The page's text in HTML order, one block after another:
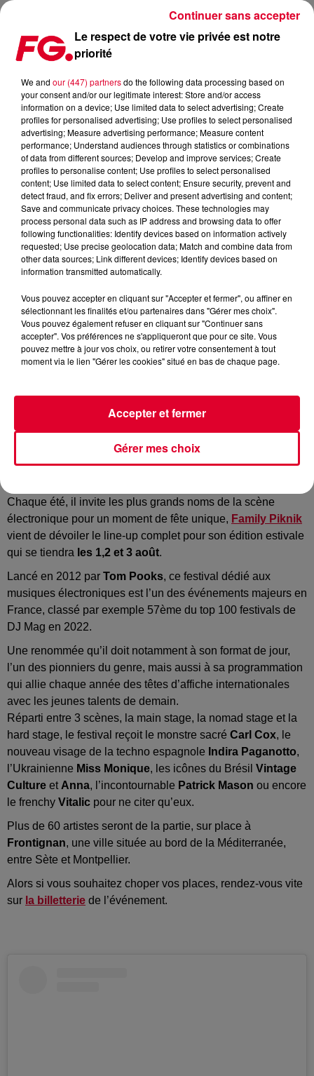
FAMILY PIKNIK EST PRÊT POUR SON ÉDITION 2025
Publié : 5 mars 2025 à 15h57 par Jean-Baptiste BLANDIN
Family vient de dévoiler sa programmation complète
Chaque été, il invite les plus grands noms de la scène
électronique pour un moment de fête unique, Family Piknik
vient de dévoiler le line-up complet pour son édition estivale
qui se tiendra les 1,2 et 3 août.
Lancé en 2012 par Tom Pooks, ce festival dédié aux
musiques électroniques est l’un des événements majeurs en
France, classé par exemple 57ème du top 100 festivals de
DJ Mag en 2022.
Une renommée qu’il doit notamment à son format de jour,
l’un des pionniers du genre, mais aussi à sa programmation
qui allie chaque année des têtes d’affiche internationales
avec les jeunes talents de demain.
Réparti entre 3 scènes, la main stage, la nomad stage et la
hard stage, le festival reçoit le monstre sacré Carl Cox, le
nouveau visage de la techno espagnole Indira Paganotto,
l’Ukrainienne Miss Monique, les icônes du Brésil Vintage
Culture et Anna, l’incontournable Patrick Mason ou encore
le frenchy Vitalic pour ne citer qu’eux.
Plus de 60 artistes seront de la partie, sur place à
Frontignan, une ville située au bord de la Méditerranée,
entre Sète et Montpellier.
Alors si vous souhaitez choper vos places, rendez-vous vite
sur la billetterie de l’événement.
Le respect de votre vie privée est notre
priorité
We and our (447) partnersdo the following data processing based on
your consent and/or our legitimate interest: Store and/or access
information on a device; Use limited data to select advertising; Create
profiles for personalised advertising; Use profiles to select personalised
advertising; Measure advertising performance; Measure content
performance; Understand audiences through statistics or combinations
of data from different sources; Develop and improve services; Create
profiles to personalise content; Use profiles to select personalised
content; Use limited data to select content; Ensure security, prevent and
detect fraud, and fix errors; Deliver and present advertising and content;
Save and communicate privacy choices. These technologies may
process personal data such as IP address and browsing data to offer
following functionalities: Identify devices based on information actively
requested; Use precise geolocation data; Match and combine data from
other data sources; Link different devices; Identify devices based on
information transmitted automatically.
Vous pouvez accepter en cliquant sur "Accepter et fermer", ou affiner en
sélectionnant les finalités et/ou partenaires dans "Gérer mes choix".
Vous pouvez également refuser en cliquant sur "Continuer sans
accepter". Vos préférences ne s'appliqueront que pour ce site. Vous
pouvez mettre à jour vos choix, ou retirer votre consentement à tout
moment via le lien "Gérer les cookies" situé en bas de chaque page.
Gérer mes choix
Accepter et fermer
Continuer sans accepter